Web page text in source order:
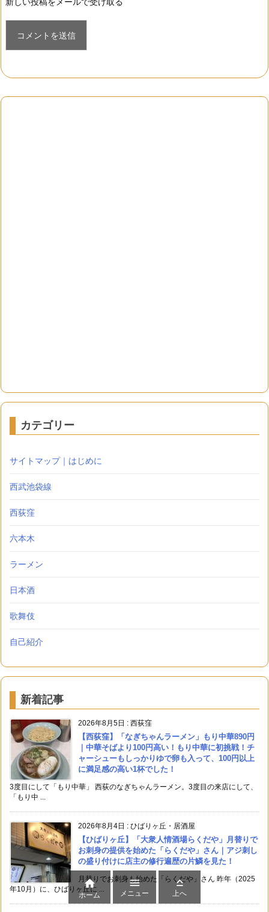
カテゴリー
サイトマップ｜はじめに
西武池袋線
西荻窪
六本木
ラーメン
日本酒
歌舞伎
自己紹介
新着記事
2026年8月5日 : 西荻窪
【西荻窪】「なぎちゃんラーメン」もり中華890円
｜中華そばより100円高い！もり中華に初挑戦！チ
ャーシューもしっかりゆで卵も入って、100円以上
に満足感の高い1杯でした！
3度目にして「もり中華」 西荻のなぎちゃんラーメン。3度目の来店にして、
「もり中 ...
2026年8月4日 : ひばりヶ丘・居酒屋
【ひばりヶ丘】「大衆人情酒場らくだや」月替りで
お刺身の提供を始めた「らくだや」さん｜アジ刺し
の盛り付けに店主の修行遍歴の片鱗を見た！
月替りでお刺身も始めた「らくだや」さん 昨年（2025
年10月）に、ひばりヶ丘に ...

ホーム

メニュー

上へ